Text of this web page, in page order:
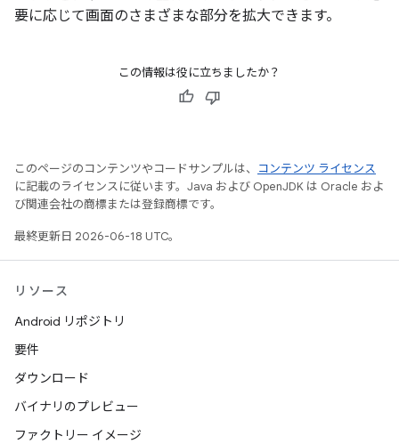
要に応じて画面のさまざまな部分を拡大できます。
この情報は役に立ちましたか？
このページのコンテンツやコードサンプルは、
コンテンツ ライセンス
に記載のライセンスに従います。Java および OpenJDK は Oracle およ
び関連会社の商標または登録商標です。
最終更新日 2026-06-18 UTC。
リソース
Android リポジトリ
要件
ダウンロード
バイナリのプレビュー
ファクトリー イメージ